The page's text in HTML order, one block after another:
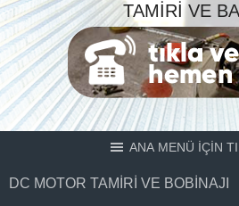
TAMIRI VE
ANA MENÜ İÇİN
DC MOTOR TAMIRI VE BOBINAJI